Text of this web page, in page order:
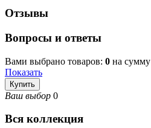
Отзывы
Вопросы и ответы
Вами выбрано товаров: 0 на сумму
Показать
Купить
Ваш выбор 0
Вся коллекция